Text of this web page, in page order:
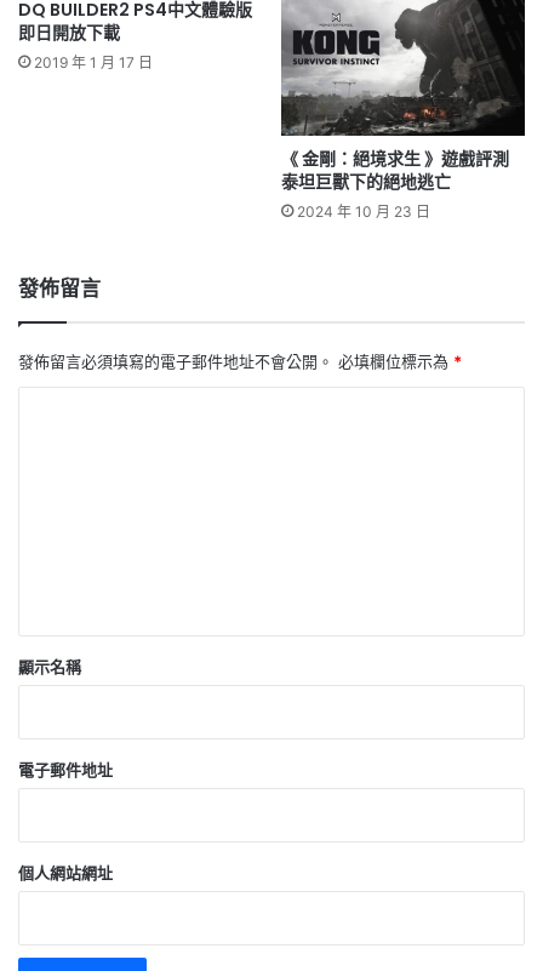
DQ BUILDER2 PS4中文體驗版
即日開放下載
2019 年 1 月 17 日
《 金剛：絕境求生 》遊戲評測
泰坦巨獸下的絕地逃亡
2024 年 10 月 23 日
發佈留言
發佈留言必須填寫的電子郵件地址不會公開。 必填欄位標示為 *
顯示名稱
電子郵件地址
個人網站網址